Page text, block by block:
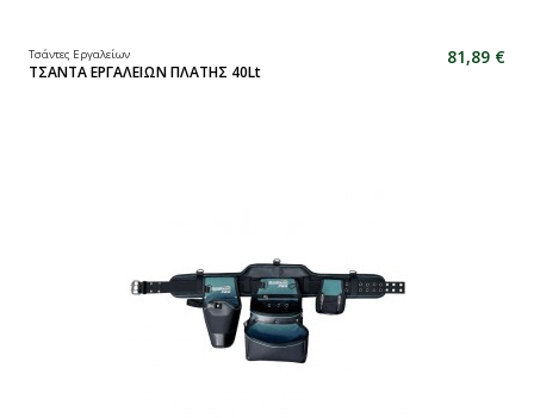
Τσάντες Εργαλείων
ΤΣΑΝΤΑ ΕΡΓΑΛΕΙΩΝ ΠΛΑΤΗΣ 40Lt
81,89 €